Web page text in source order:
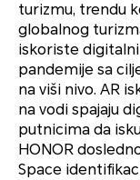
turizmu, trendu
globalnog
iskoriste
pandemije sa
na viši nivo. AR
na vodi spajaju
putnicima da
HONOR
Space